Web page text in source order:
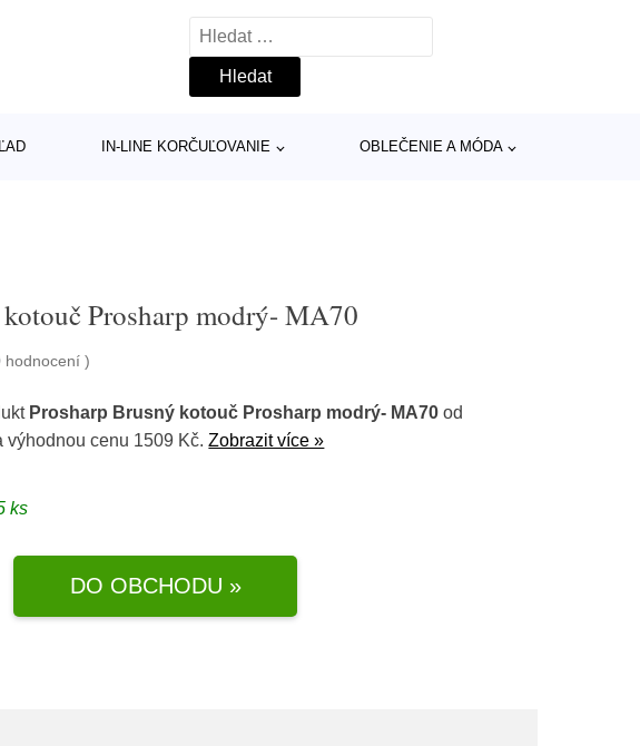
Vyhledávání
IN-LINE KORČUĽOVANIE OBLEČENIE A MÓDA
Prosharp modrý- MA70
hodnocení)
Prosharp Brusný kotouč Prosharp modrý- MA70 od
výhodnou cenu 1509 Kč.Zobrazit více »
ks
DO OBCHODU »